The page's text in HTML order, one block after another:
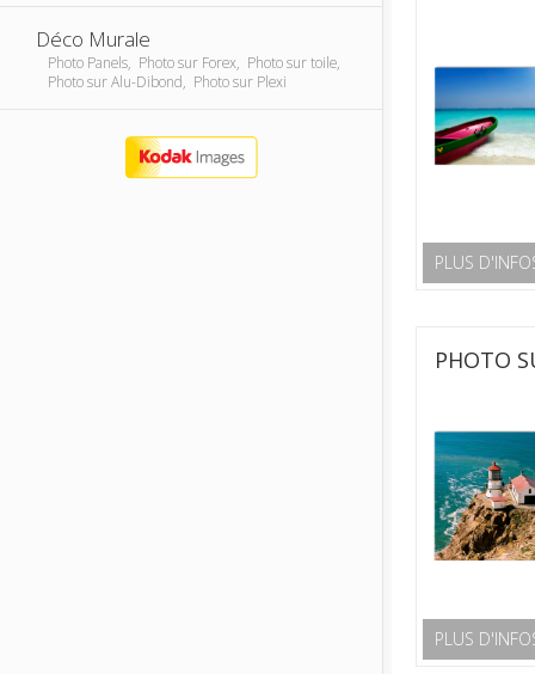
Déco Murale
Photo Panels, Photo sur Forex, Photo sur toile,
Photo sur Alu-Dibond, Photo sur Plexi
PLUS
PHOTO
PLUS